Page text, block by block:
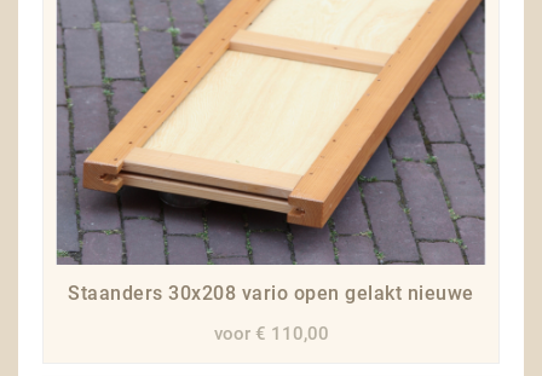
Staanders 30x208 vario open gelakt nieuwe
voor € 110,00